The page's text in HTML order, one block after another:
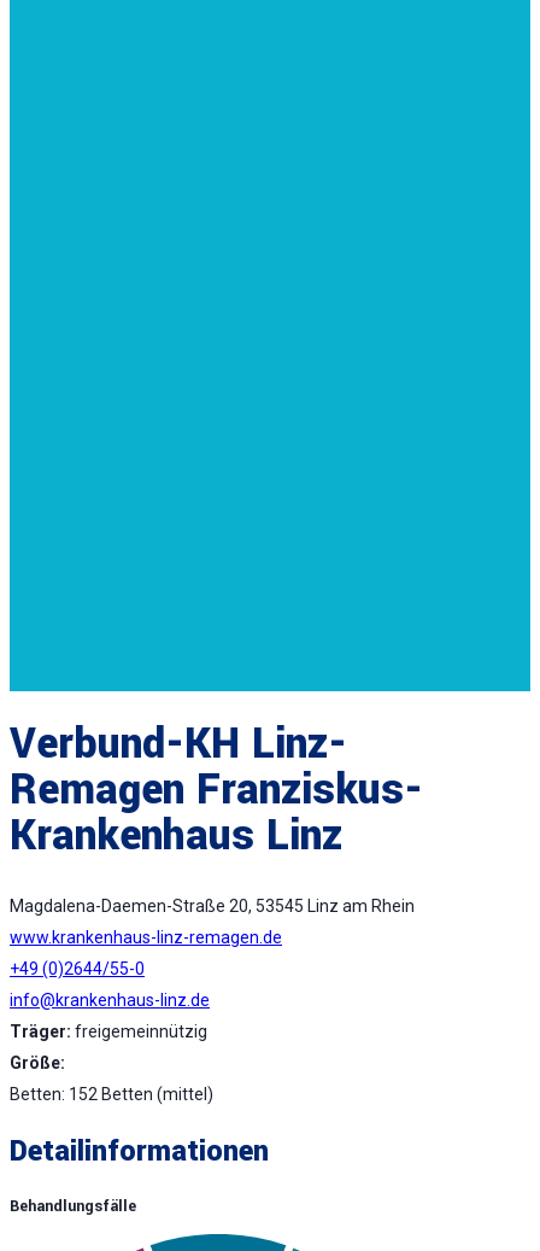
Verbund-KH Linz-
Remagen Franziskus-
Krankenhaus Linz
Magdalena-Daemen-Straße 20, 53545 Linz am Rhein
www.krankenhaus-linz-remagen.de
+49 (0)2644/55-0
info@krankenhaus-linz.de
Träger: freigemeinnützig
Größe:
Betten: 152 Betten (mittel)
Detailinformationen
Behandlungsfälle